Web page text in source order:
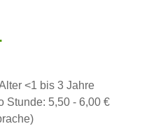
<1 bis 3 Jahre
Stunde: 5,50 - 6,00 €